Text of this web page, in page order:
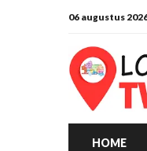
06 augustus
HOME